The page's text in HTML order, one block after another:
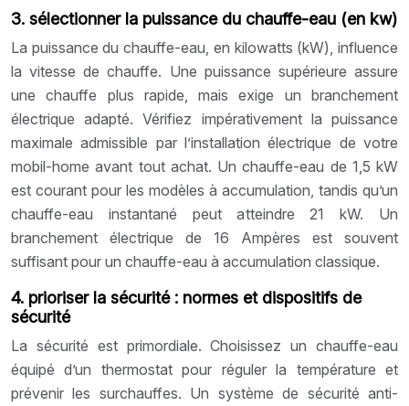
3. sélectionner la puissance du chauffe-eau (en kw)
La puissance du chauffe-eau, en kilowatts (kW), influence
la vitesse de chauffe. Une puissance supérieure assure
une chauffe plus rapide, mais exige un branchement
électrique adapté. Vérifiez impérativement la puissance
maximale admissible par l’installation électrique de votre
mobil-home avant tout achat. Un chauffe-eau de 1,5 kW
est courant pour les modèles à accumulation, tandis qu’un
chauffe-eau instantané peut atteindre 21 kW. Un
branchement électrique de 16 Ampères est souvent
suffisant pour un chauffe-eau à accumulation classique.
4. prioriser la sécurité : normes et dispositifs de
sécurité
La sécurité est primordiale. Choisissez un chauffe-eau
équipé d’un thermostat pour réguler la température et
prévenir les surchauffes. Un système de sécurité anti-